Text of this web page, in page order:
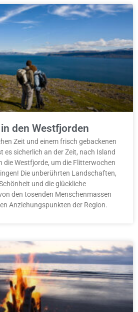
den Westfjorden
Zeit und einem frisch gebackenen
es sicherlich an der Zeit, nach Island
die Westfjorde, um die Flitterwochen
Die unberührten Landschaften,
und die glückliche
den tosenden Menschenmassen
Anziehungspunkten der Region.